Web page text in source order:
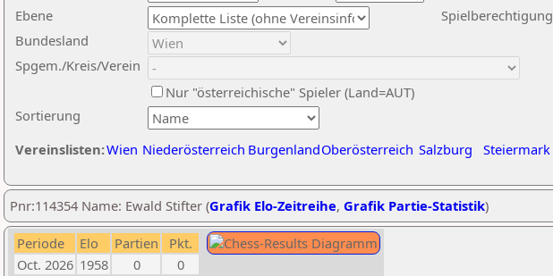
Ebene
Sortierung
Bundesland
Spgem./Kreis/Verein
Nur "österreichische" Spieler (Land=AUT)
Spielberechtigung
Vereinslisten:Wien Niederösterreich BurgenlandOberösterreich Salzburg Steiermark
Pnr:114354 Name: Ewald Stifter (Grafik Elo-Zeitreihe, Grafik Partie-Statistik)
Periode Elo Partien
Pkt.
Oct. 2026 1958 0
0